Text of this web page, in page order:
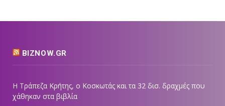
BIZNOW.GR
Η Τράπεζα Κρήτης, ο Κοσκωτάς και τα 32 δισ. δραχμές που
χάθηκαν στα βιβλία